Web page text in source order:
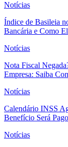
Notícias
Índice de Basileia
Bancária e Como
Notícias
Nota Fiscal
Empresa: Saiba
Notícias
Calendário INSS
Benefício Será
Notícias